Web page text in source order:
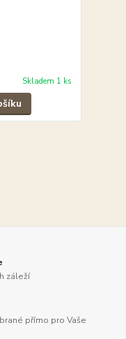
Skladem 1 ks
záleží
přímo pro Vaše